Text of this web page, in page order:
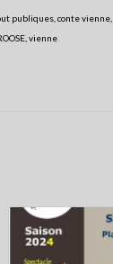
publiques conte vienne
vienne